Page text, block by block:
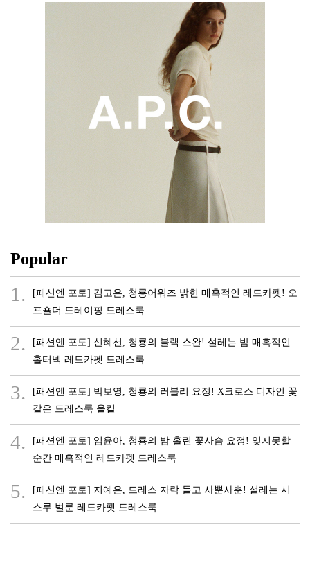
Popular
1.
[패션엔 포토] 김고은, 청룡어워즈 밝힌 매혹적인 레드카펫! 오
프숄더 드레이핑 드레스룩
2.
[패션엔 포토] 신혜선, 청룡의 블랙 스완! 설레는 밤 매혹적인
홀터넥 레드카펫 드레스룩
3.
[패션엔 포토] 박보영, 청룡의 러블리 요정! X크로스 디자인 꽃
같은 드레스룩 올킬
4.
[패션엔 포토] 임윤아, 청룡의 밤 홀린 꽃사슴 요정! 잊지못할
순간 매혹적인 레드카펫 드레스룩
5.
[패션엔 포토] 지예은, 드레스 자락 들고 사뿐사뿐! 설레는 시
스루 벌룬 레드카펫 드레스룩